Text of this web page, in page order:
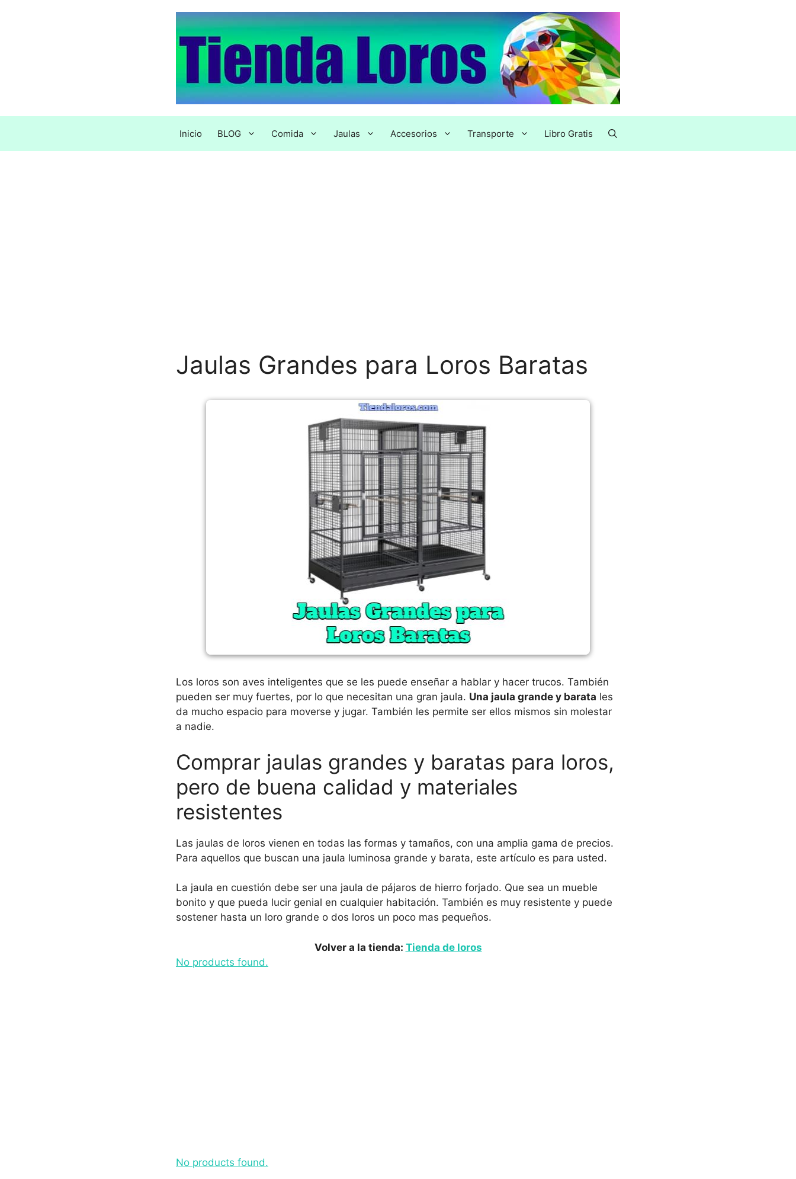
Inicio BLOG Comida Jaulas Accesorios Transporte Libro Gratis
Jaulas Grandes para Loros Baratas
Los loros son aves inteligentes que se les puede enseñar a hablar y hacer trucos. También
pueden ser muy fuertes, por lo que necesitan una gran jaula. Una jaula grande y barata les
da mucho espacio para moverse y jugar. También les permite ser ellos mismos sin molestar
a nadie.
Comprar jaulas grandes y baratas para loros,
pero de buena calidad y materiales
resistentes
Las jaulas de loros vienen en todas las formas y tamaños, con una amplia gama de precios.
Para aquellos que buscan una jaula luminosa grande y barata, este artículo es para usted.
La jaula en cuestión debe ser una jaula de pájaros de hierro forjado. Que sea un mueble
bonito y que pueda lucir genial en cualquier habitación. También es muy resistente y puede
sostener hasta un loro grande o dos loros un poco mas pequeños.
Volver a la tienda: Tienda de loros
No products found.
No products found.